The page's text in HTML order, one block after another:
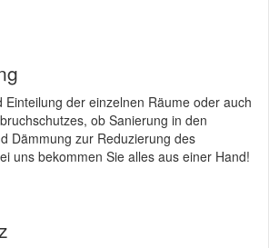
Einteilung der einzelnen Räume oder auch
ob Sanierung in den
Dämmung zur Reduzierung des
uns bekommen Sie alles aus einer Hand!